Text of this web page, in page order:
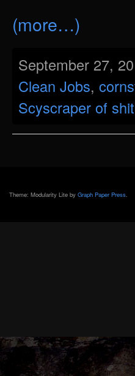
(more…)
September 27,
Clean Jobs,
Scyscraper of shit
Theme: Modularity Lite by Graph Paper Press.